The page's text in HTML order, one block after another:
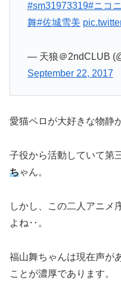
#sm31973319#ニコ
舞#佐城雪美
— 天狼＠2ndCLUB
September 22, 2017
愛猫ペロが大好きな物静
子役から活動していて第
ちゃん。
しかし、この二人アニメ
よね‥。
福山舞ちゃんは現在声が
ことが濃厚であります。